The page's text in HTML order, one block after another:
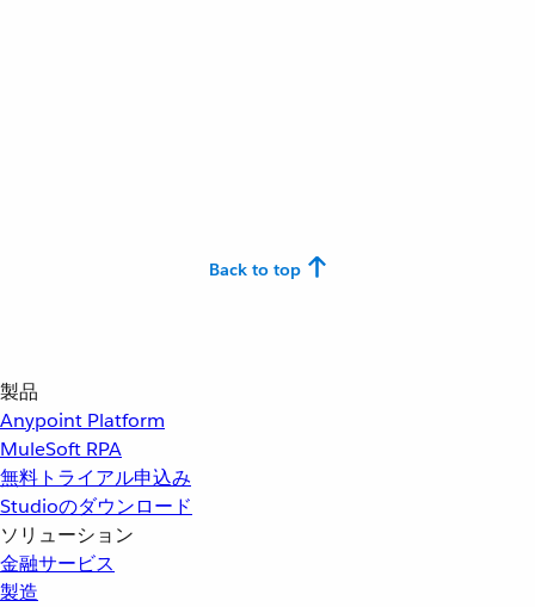
Back to top
製品
Anypoint Platform
MuleSoft RPA
無料トライアル申込み
Studioのダウンロード
ソリューション
金融サービス
製造